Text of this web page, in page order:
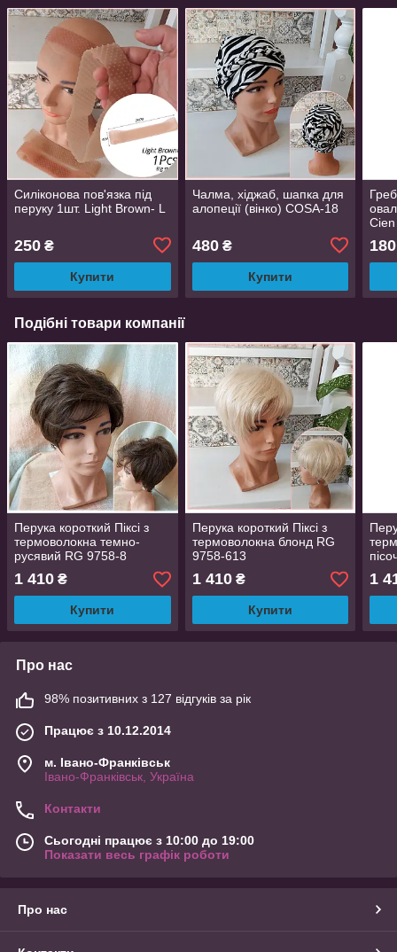
Силіконова пов'язка під
перуку 1шт. Light Brown- L
250 ₴
Купити
Чалма, хіджаб, шапка для
алопеції (вінко) COSA-18
480₴
Купити
180
Подібні товари компанії
Перука короткий Піксі з
термоволокна темно-
русявий RG 9758-8
1 410 ₴
Купити
Перука короткий Піксі з
термоволокна блонд RG
9758-613
1 410₴
Купити
1
Про нас
98% позитивних з 127 відгуків за рік
Працює з 10.12.2014
м. Івано-Франківськ
Івано-Франківськ, Україна
Контакти
Сьогодні працює з 10:00 до 19:00
Показати весь графік роботи
Про нас